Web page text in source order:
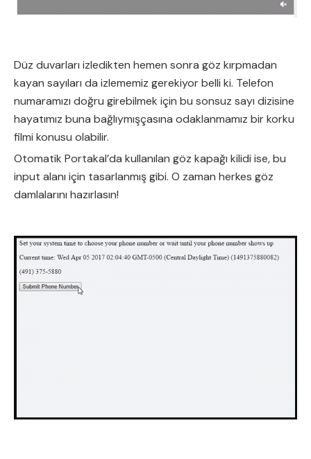
Düz duvarları izledikten hemen sonra göz kırpmadan
kayan sayıları da izlememiz gerekiyor belli ki. Telefon
numaramızı doğru girebilmek için bu sonsuz sayı dizisine
hayatımız buna bağlıymışçasına odaklanmamız bir korku
filmi konusu olabilir.
Otomatik Portakal’da kullanılan göz kapağı kilidi ise, bu
input alanı için tasarlanmış gibi. O zaman herkes göz
damlalarını hazırlasın!